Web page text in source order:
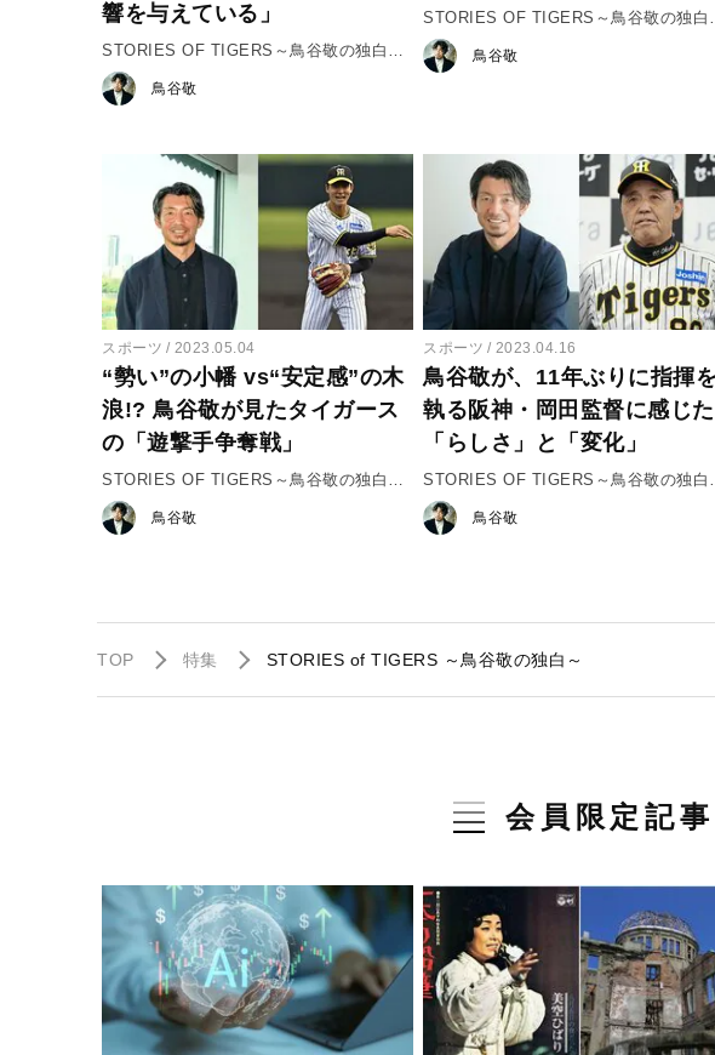
響を与えている」
STORIES OF TIGERS～鳥谷敬の独白～
♯５「前川右京選手の可能性」
鳥谷敬
STORIES OF TIGERS～鳥谷敬の独白
♯４「村上頌樹投手の攻略法」
鳥谷敬
スポーツ 2023.05.04
“勢い”の小幡 vs“安定感”の木
浪!? 鳥谷敬が見たタイガース
の「遊撃手争奪戦」
STORIES OF TIGERS～鳥谷敬の独白～
♯2「遊撃手争奪戦」
鳥谷敬
スポーツ 2023.04.16
鳥谷敬が、11年ぶりに指揮を
執る阪神・岡田監督に感じた
「らしさ」と「変化」
STORIES OF TIGERS～鳥谷敬の独白
♯１「岡田阪神に見る選手起用の真髄」
鳥谷敬
TOP 特集 STORIES of TIGERS ～鳥谷敬の独白～
会員限定記事